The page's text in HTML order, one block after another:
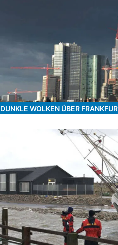
DUNKLE WOLKEN ÜBER